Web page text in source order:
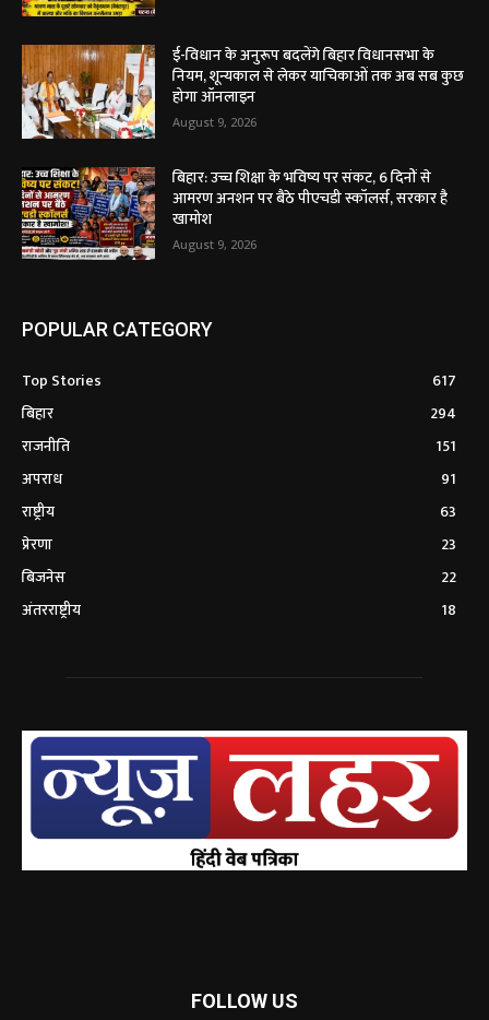
ई-विधान के अनुरूप बदलेंगे बिहार विधानसभा के
नियम, शून्यकाल से लेकर याचिकाओं तक अब सब कुछ
होगा ऑनलाइन
August 9, 2026
बिहार: उच्च शिक्षा के भविष्य पर संकट, 6 दिनों से
आमरण अनशन पर बैठे पीएचडी स्कॉलर्स, सरकार है
खामोश
August 9, 2026
POPULAR CATEGORY
Top Stories
617
बिहार
294
राजनीति
151
अपराध
91
राष्ट्रीय
63
प्रेरणा
23
बिजनेस
22
अंतरराष्ट्रीय
18
FOLLOW US